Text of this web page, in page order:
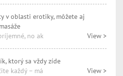
v oblasti erotiky, môžete aj
no ak
View >
ktorý sa vždy zíde
každý – má
View >